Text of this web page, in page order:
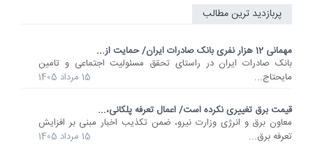
پربازدید ترین مطالب
مهمانی 12 هزار نفری بانک صادرات ایران/ حمایت از...
​بانک صادرات ایران در راستای تحقق مسئولیت اجتماعی و تامین
مایحتاج...
15 مرداد 1405
قیمت برق تغییری نکرده است/ اعمال تعرفه پلکانی،...
معاون برق و انرژی وزارت نیرو، ضمن تکذیب اخبار مبنی بر افزایش
تعرفه برق...
15 مرداد 1405